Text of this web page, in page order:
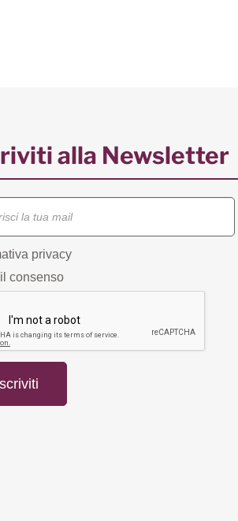
alla Newsletter
privacy
consenso